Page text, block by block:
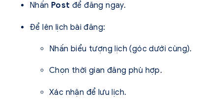
Nhấn Post để đăng ngay.
Để lên lịch bài đăng:
Nhấn biểu tượng lịch (góc dưới cùng).
Chọn thời gian đăng phù hợp.
Xác nhận để lưu lịch.